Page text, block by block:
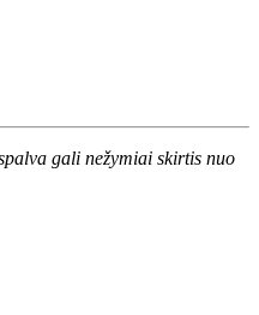
gali nežymiai skirtis nuo